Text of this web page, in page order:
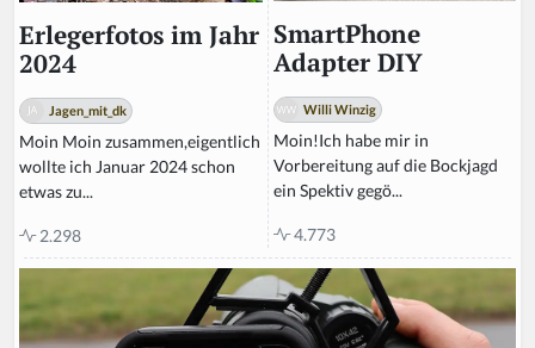
Erlegerfotos im Jahr
2024
Jagen_mit_dk
Moin Moin zusammen,eigentlich
wollte ich Januar 2024 schon
etwas zu...
2.298
SmartPhone
Adapter DIY
Willi Winzig
Moin!Ich habe mir in
Vorbereitung auf die Bockjagd
ein Spektiv gegö...
4.773